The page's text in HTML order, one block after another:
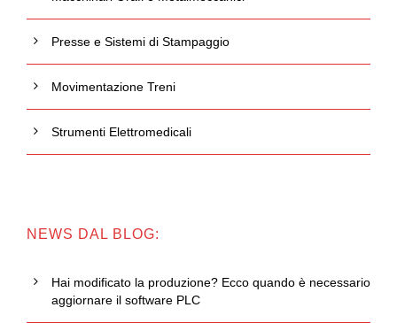
Presse e Sistemi di Stampaggio
Movimentazione Treni
Strumenti Elettromedicali
NEWS DAL BLOG:
Hai modificato la produzione? Ecco quando è necessario
aggiornare il software PLC